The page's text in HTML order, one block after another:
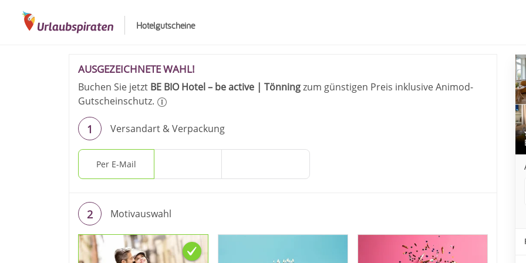
Hotelgutscheine
Ihre Bestellung - BE BIO Hotel – be
AUSGEZEICHNETE WAHL!
Buchen Sie jetzt BE BIO Hotel – be active | Tönningzum günstigen Preis inklusive Animod-
Gutscheinschutz.
Versandart & Verpackung
Per E-Mail
Motivauswahl